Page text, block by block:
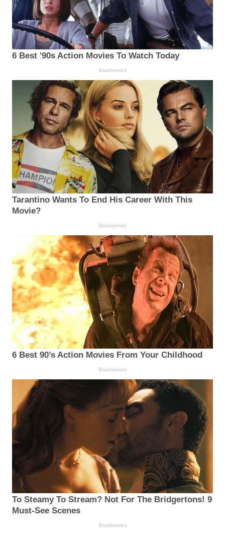
6 Best '90s Action Movies To Watch Today
Brainberries
Tarantino Wants To End His Career With This
Movie?
Brainberries
6 Best 90’s Action Movies From Your Childhood
Brainberries
To Steamy To Stream? Not For The Bridgertons! 9
Must-See Scenes
Brainberries